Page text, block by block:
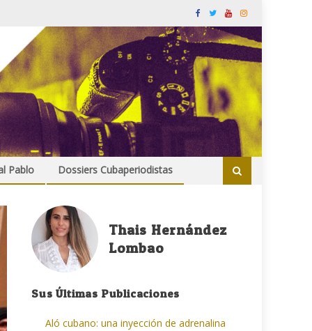
Pablo Dossiers Cubaperiodistas
Thais Hernández
Lombao
Sus Últimas Publicaciones
Aló cubano: una inyección de adrenalina